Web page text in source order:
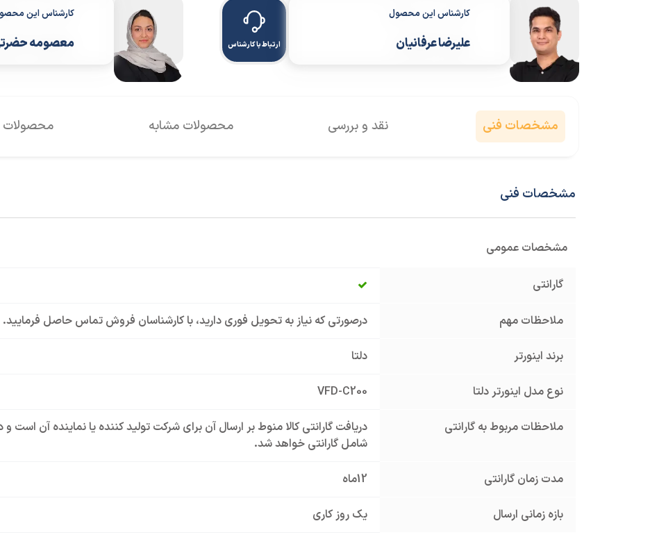
کارشناس این محصول
علیرضا عرفانیان ارتباط با کارشناس
کارشناس این
معصومه
مشخصات فنی نقد و بررسی محصولات مشابه محصولات
مشخصات فنی
مشخصات عمومی
گارانتی
ملاحظات مهم درصورتی که نیاز به تحویل فوری دارید، با کارشناسان فروش تماس حاصل فرمایید.
برند اینورتر دلتا
نوع مدل اینورتر دلتا VFD-C200
ملاحظات مربوط به گارانتی
دریافت گارانتی کالا منوط بر ارسال آن برای شرکت تولید کننده یا نماینده آن است
شامل گارانتی خواهد شد.
مدت زمان گارانتی 12ماه
بازه زمانی ارسال یک روز کاری